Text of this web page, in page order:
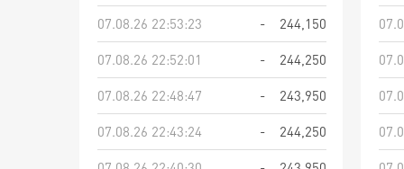
07.08.26 22:53:23
-
244,150
07.08.26 22:52:01
-
244,250
07.08.26 22:48:47
-
243,950
07.08.26 22:43:24
-
244,250